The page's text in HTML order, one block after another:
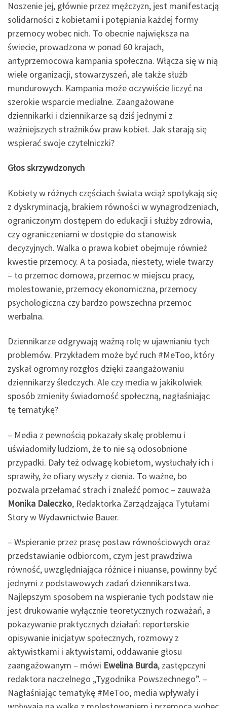
Noszenie jej, głównie przez mężczyzn, jest manifestacją
solidarności z kobietami i potępiania każdej formy
przemocy wobec nich. To obecnie największa na
świecie, prowadzona w ponad 60 krajach,
antyprzemocowa kampania społeczna. Włącza się w nią
wiele organizacji, stowarzyszeń, ale także służb
mundurowych. Kampania może oczywiście liczyć na
szerokie wsparcie medialne. Zaangażowane
dziennikarki i dziennikarze są dziś jednymi z
ważniejszych strażników praw kobiet. Jak starają się
wspierać swoje czytelniczki?
Głos skrzywdzonych
Kobiety w różnych częściach świata wciąż spotykają się
z dyskryminacją, brakiem równości w wynagrodzeniach,
ograniczonym dostępem do edukacji i służby zdrowia,
czy ograniczeniami w dostępie do stanowisk
decyzyjnych. Walka o prawa kobiet obejmuje również
kwestie przemocy. A ta posiada, niestety, wiele twarzy
– to przemoc domowa, przemoc w miejscu pracy,
molestowanie, przemocy ekonomiczna, przemocy
psychologiczna czy bardzo powszechna przemoc
werbalna.
Dziennikarze odgrywają ważną rolę w ujawnianiu tych
problemów. Przykładem może być ruch #MeToo, który
zyskał ogromny rozgłos dzięki zaangażowaniu
dziennikarzy śledczych. Ale czy media w jakikolwiek
sposób zmieniły świadomość społeczną, nagłaśniając
tę tematykę?
– Media z pewnością pokazały skalę problemu i
uświadomiły ludziom, że to nie są odosobnione
przypadki. Dały też odwagę kobietom, wysłuchały ich i
sprawiły, że ofiary wyszły z cienia. To ważne, bo
pozwala przełamać strach i znaleźć pomoc – zauważa
Monika Daleczko, Redaktorka Zarządzająca Tytułami
Story w Wydawnictwie Bauer.
– Wspieranie przez prasę postaw równościowych oraz
przedstawianie odbiorcom, czym jest prawdziwa
równość, uwzględniająca różnice i niuanse, powinny być
jednymi z podstawowych zadań dziennikarstwa.
Najlepszym sposobem na wspieranie tych podstaw nie
jest drukowanie wyłącznie teoretycznych rozważań, a
pokazywanie praktycznych działań: reporterskie
opisywanie inicjatyw społecznych, rozmowy z
aktywistkami i aktywistami, oddawanie głosu
zaangażowanym – mówi Ewelina Burda, zastępczyni
redaktora naczelnego „Tygodnika Powszechnego”. –
Nagłaśniając tematykę #MeToo, media wpływały i